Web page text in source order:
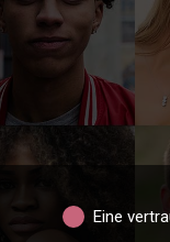
Eine